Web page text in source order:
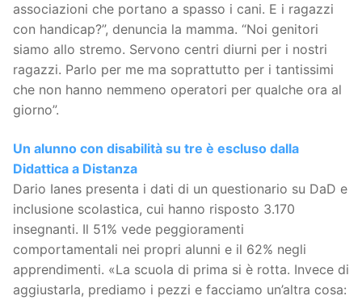
associazioni che portano a spasso i cani. E i ragazzi
con handicap?”, denuncia la mamma. “Noi genitori
siamo allo stremo. Servono centri diurni per i nostri
ragazzi. Parlo per me ma soprattutto per i tantissimi
che non hanno nemmeno operatori per qualche ora al
giorno”.
Un alunno con disabilità su tre è escluso dalla
Didattica a Distanza
Dario Ianes presenta i dati di un questionario su DaD e
inclusione scolastica, cui hanno risposto 3.170
insegnanti. Il 51% vede peggioramenti
comportamentali nei propri alunni e il 62% negli
apprendimenti. «La scuola di prima si è rotta. Invece di
aggiustarla, prediamo i pezzi e facciamo un’altra cosa: